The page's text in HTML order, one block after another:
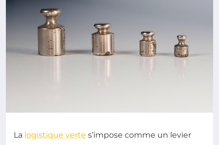
La logistique verte s’impose comme un levier